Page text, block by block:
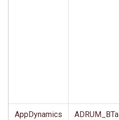
AppDynamics ADRUM_BTa